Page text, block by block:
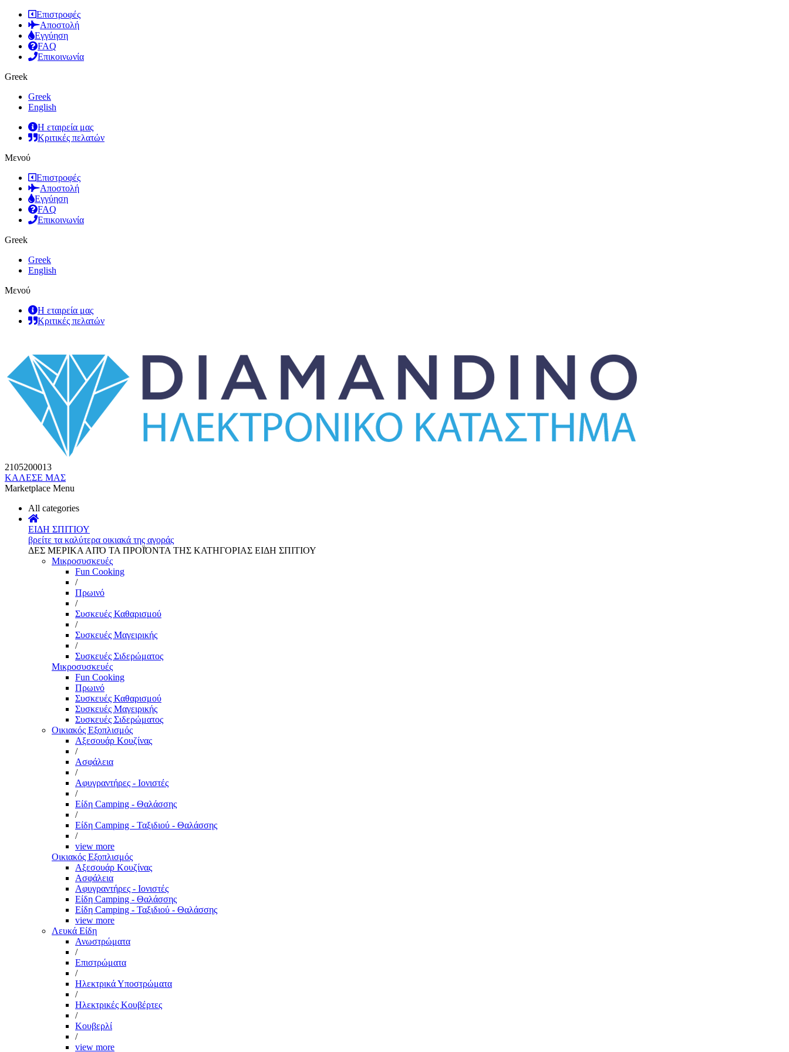
Επιστροφές
Αποστολή
Εγγύηση
FAQ
Επικοινωνία
Greek
Greek
English
Η εταιρεία μας
Κριτικές πελατών
Μενού
Επιστροφές
Αποστολή
Εγγύηση
FAQ
Επικοινωνία
Greek
Greek
English
Μενού
Η εταιρεία μας
Κριτικές πελατών
2105200013
ΚΑΛΕΣΕ ΜΑΣ
Marketplace Menu
All categories
ΕΙΔΗ ΣΠΙΤΙΟΥ
βρείτε τα καλύτερα οικιακά της αγοράς
ΔΕΣ ΜΕΡΙΚΑ ΑΠΌ ΤΑ ΠΡΟΪΌΝΤΑ ΤΗΣ ΚΑΤΗΓΟΡΙΑΣ ΕΙΔΗ ΣΠΙΤΙΟΥ
Μικροσυσκευές
Fun Cooking
/
Πρωινό
/
Συσκευές Καθαρισμού
/
Συσκευές Μαγειρικής
/
Συσκευές Σιδερώματος
Μικροσυσκευές
Fun Cooking
Πρωινό
Συσκευές Καθαρισμού
Συσκευές Μαγειρικής
Συσκευές Σιδερώματος
Οικιακός Εξοπλισμός
Αξεσουάρ Κουζίνας
/
Ασφάλεια
/
Αφυγραντήρες - Ιονιστές
/
Είδη Camping - Θαλάσσης
/
Είδη Camping - Ταξιδιού - Θαλάσσης
/
view more
Οικιακός Εξοπλισμός
Αξεσουάρ Κουζίνας
Ασφάλεια
Αφυγραντήρες - Ιονιστές
Είδη Camping - Θαλάσσης
Είδη Camping - Ταξιδιού - Θαλάσσης
view more
Λευκά Είδη
Ανωστρώματα
/
Επιστρώματα
/
Ηλεκτρικά Υποστρώματα
/
Ηλεκτρικές Κουβέρτες
/
Κουβερλί
/
view more